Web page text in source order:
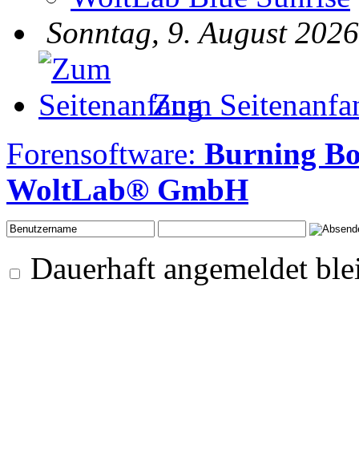
Sonntag, 9. August
Zum
Forensoftware: Burning
WoltLab® GmbH
Dauerhaft angemeldet